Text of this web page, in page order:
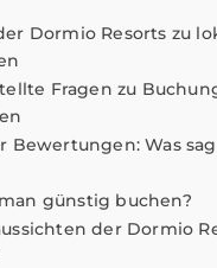
Dormio Resorts zu
Fragen zu
Bewertungen: Was
günstig buchen?
der Dormio